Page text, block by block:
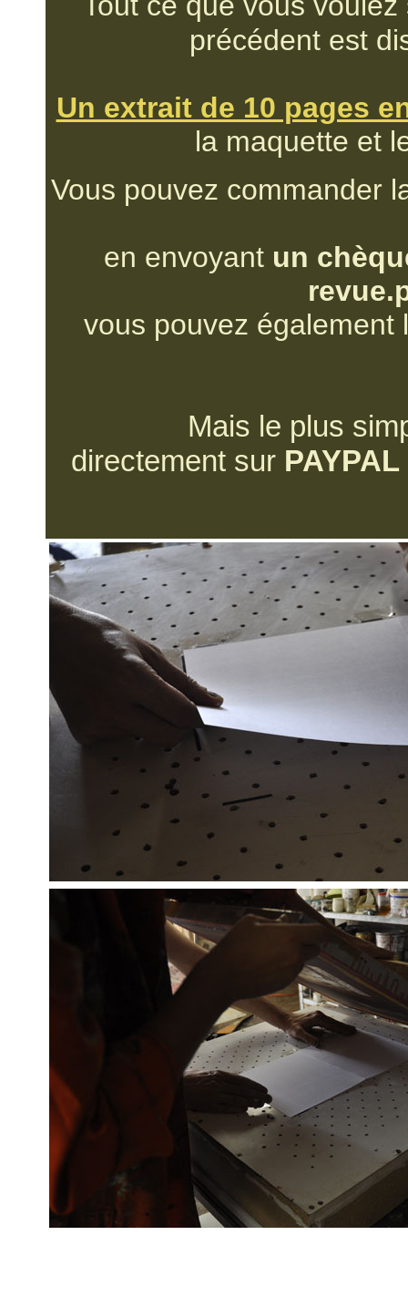
précédent est
Un extrait de 10 pages
la maquette et
Vous pouvez commander
en envoyant un
vous pouvez également
Mais le plus
directement sur PAYPAL